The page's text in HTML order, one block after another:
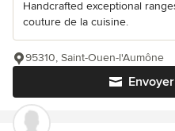
Handcrafted exceptional
couture de la cuisine.
95310, Saint-Ouen-l'Aumône